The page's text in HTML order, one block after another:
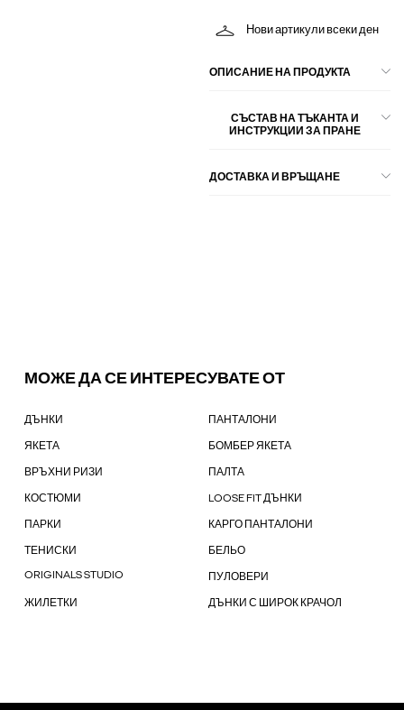
Нови артикули всеки ден
ОПИСАНИЕ НА ПРОДУКТА
СЪСТАВ НА ТЪКАНТА И
ИНСТРУКЦИИ ЗА ПРАНЕ
ДОСТАВКА И ВРЪЩАНЕ
МОЖЕ ДА СЕ ИНТЕРЕСУВАТЕ ОТ
ДЪНКИ ПАНТАЛОНИ
ЯКЕТА БОМБЕР ЯКЕТА
ВРЪХНИ РИЗИ ПАЛТА
КОСТЮМИ LOOSE FIT ДЪНКИ
ПАРКИ КАРГО ПАНТАЛОНИ
ТЕНИСКИ БЕЛЬО
ORIGINALS STUDIO ПУЛОВЕРИ
ЖИЛЕТКИ ДЪНКИ С ШИРОК КРАЧОЛ